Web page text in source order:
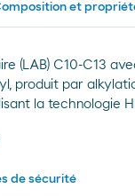
et
(LAB) C10-C13
produit par
la technologie
de sécurité